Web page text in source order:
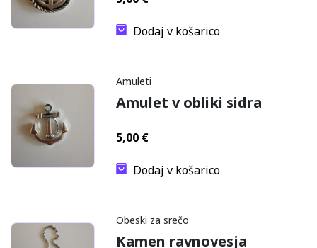
Dodaj v košarico
Amuleti
Amulet v obliki sidra
5,00 €
Dodaj v košarico
Obeski za srečo
Kamen ravnovesja